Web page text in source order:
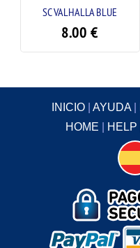
SC VALHALLA BLUE
8.00€
INICIO| AYUDA|
HOME
HELP